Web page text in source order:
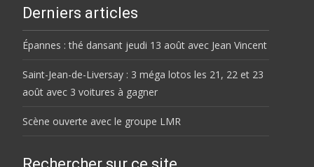
Derniers articles
Épannes : thé dansant jeudi 13 août avec Jean Vincent
Saint-Jean-de-Liversay : 3 méga lotos les 21, 22 et 23
août avec 3 voitures à gagner
Scène ouverte avec le groupe LMR